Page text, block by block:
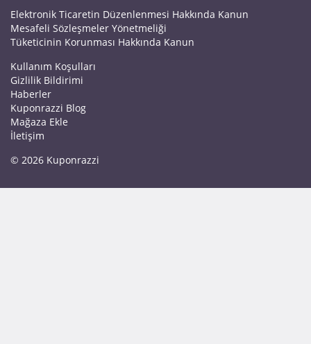
Elektronik Ticaretin Düzenlenmesi Hakkında Kanun
Mesafeli Sözleşmeler Yönetmeliği
Tüketicinin Korunması Hakkında Kanun
Kullanım Koşulları
Gizlilik Bildirimi
Haberler
Kuponrazzi Blog
Mağaza Ekle
İletişim
© 2026 Kuponrazzi